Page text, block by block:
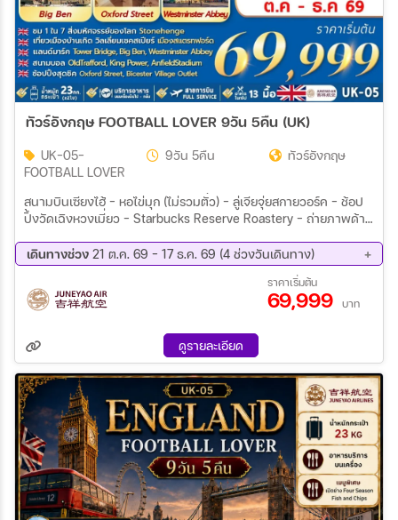
ทัวร์อังกฤษ FOOTBALL LOVER 9วัน 5คืน (UK)
UK-05-
FOOTBALL LOVER
9วัน 5คืน ทัวร์อังกฤษ
สนามบินเซียงไฮ้ - หอไข่มุก (ไม่รวมตั๋ว) - ลู่เจียจุ่ยสกายวอร์ค – ช้อป
ปิ้งวัดเฉิงหวงเมี่ยว – Starbucks Reserve Roastery – ถ่ายภาพด้าน
นกิง + Pop Mart – ฟลอเรนเทีย เอ้าท์เลท วิลเลจ เซี่ยงไฮ้ - แมนเชส
เตอร์ – ลิเวอร์พูล – สนามแอนฟิลด์ – แมนเชสเตอร์ - สนามฟุตบอล
โอลด์ แทรฟฟอร์ท - วิหารแมนเชสเตอร์ สแตรทฟอร์ด อัพพอน เอ
วอน – หมู่บ้านไบบูรี่ - อ็อกฟอร์ด - สวินดอน บาธ – สโตนเฮ้นจ์ –
มินสเตอร์ - สะพานหอคอย - หอนาฬิกาบิ๊กเบน - ทาวเวอร์บริดจ์ -
ช้อปปิ้ง ถนน Oxford ลอนดอน – Bicester Village Outlet – เลส
เตอร์ - สนามคิงส์ พาวเวอร์ – แมนเชสเตอร์ สนามบินแมนเชสเตอร์ –
สนามบินเซี่ยงไฮ้ สนามบินเซี่ยงไฮ้ - สนามบินสุวรรณภูมิ
เดินทางช่วง 21 ต.ค. 69 - 17 ธ.ค. 69 (4 ช่วงวันเดินทาง)
23 พ.ย. 69 - 01 ธ.ค. 69
02 ธ.ค. 69 - 10 ธ.ค. 69
09 ธ.ค. 69 - 17 ธ.ค. 69
ราคาเริ่มต้น
69,999 บาท
ดูรายละเอียด